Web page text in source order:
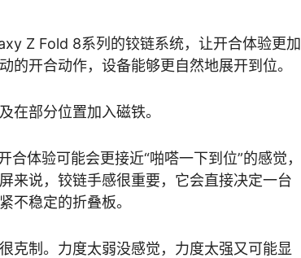
Z Fold 8系列的铰链系统，让开合体验更加
的开合动作，设备能够更自然地展开到位。
在部分位置加入磁铁。
体验可能会更接近“啪嗒一下到位”的感觉，
来说，铰链手感很重要，它会直接决定一台
不稳定的折叠板。
克制。力度太弱没感觉，力度太强又可能显